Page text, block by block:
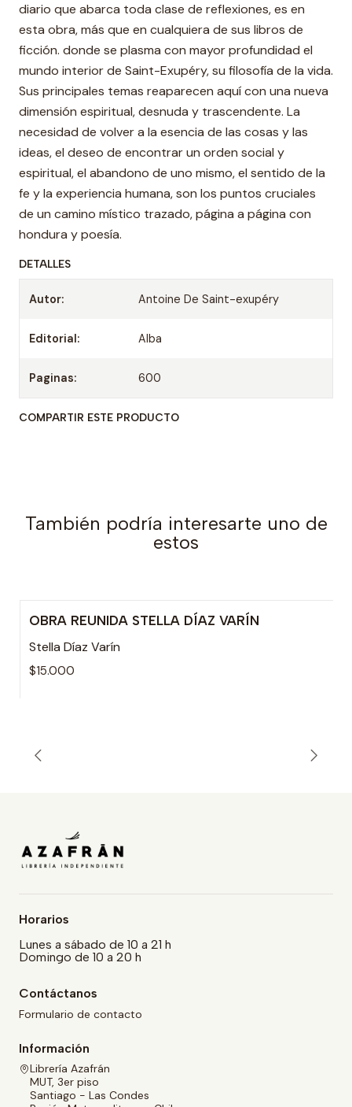
diario que abarca toda clase de reflexiones, es en
esta obra, más que en cualquiera de sus libros de
ficción. donde se plasma con mayor profundidad el
mundo interior de Saint-Exupéry, su filosofía de la vida.
Sus principales temas reaparecen aquí con una nueva
dimensión espiritual, desnuda y trascendente. La
necesidad de volver a la esencia de las cosas y las
ideas, el deseo de encontrar un orden social y
espiritual, el abandono de uno mismo, el sentido de la
fe y la experiencia humana, son los puntos cruciales
de un camino místico trazado, página a página con
hondura y poesía.
DETALLES
Autor: Antoine De Saint-exupéry
Editorial: Alba
Paginas: 600
COMPARTIR ESTE PRODUCTO
También podría interesarte uno de
estos
Agotado
OBRA REUNIDA STELLA DÍAZ VARÍN
Stella Díaz Varín
$15.000
Horarios
Lunes a sábado de 10 a 21 h
Domingo de 10 a 20 h
Contáctanos
Formulario de contacto
Información
Librería Azafrán
MUT, 3er piso
Santiago - Las Condes